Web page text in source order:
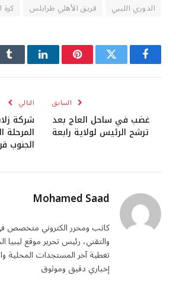
الدوري الليبي فريق الأهلي طرابلس كرة
فيسبوكتويتر بينتيريستلينكدإن
السابق
غضب في ساحل العاج بعد
ترشح الرئيس لولاية رابعة
التالي
شركة
المرحلة
الجنوب
Mohamed Saad
كاتب ومحرر الكتروني متخصص
تغطية آخر المستجدات المحلية
إخباري دقيق وموثوق